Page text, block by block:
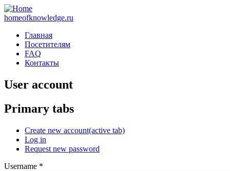
homeofknowledge.ru
Главная
Посетителям
FAQ
Контакты
User account
Primary tabs
Create new account(active tab)
Log in
Request new password
Username *